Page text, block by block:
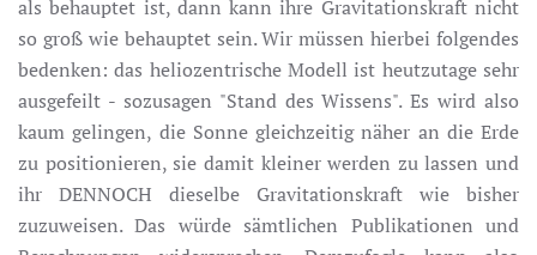
als behauptet ist, dann kann ihre Gravitationskraft nicht
so groß wie behauptet sein. Wir müssen hierbei folgendes
bedenken: das heliozentrische Modell ist heutzutage sehr
ausgefeilt - sozusagen "Stand des Wissens". Es wird also
kaum gelingen, die Sonne gleichzeitig näher an die Erde
zu positionieren, sie damit kleiner werden zu lassen und
ihr DENNOCH dieselbe Gravitationskraft wie bisher
zuzuweisen. Das würde sämtlichen Publikationen und